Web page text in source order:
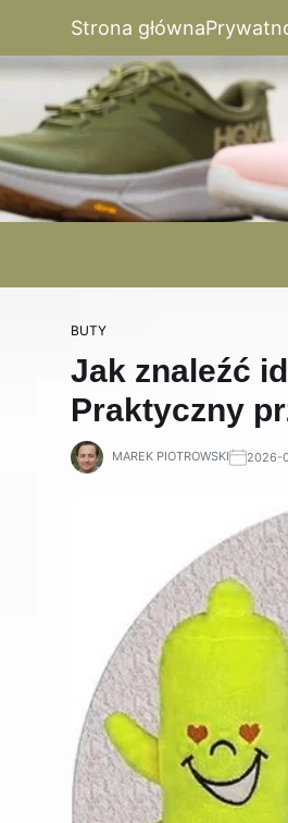
Strona główna
BUTY
Jak znaleźć
Praktyczny
MAREK PIOTROWSKI 2026-